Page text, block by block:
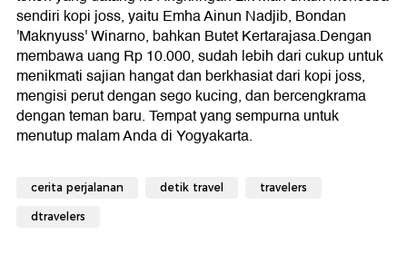
sendiri kopi joss, yaitu Emha Ainun Nadjib, Bondan
'Maknyuss' Winarno, bahkan Butet Kertarajasa.Dengan
membawa uang Rp 10.000, sudah lebih dari cukup untuk
menikmati sajian hangat dan berkhasiat dari kopi joss,
mengisi perut dengan sego kucing, dan bercengkrama
dengan teman baru. Tempat yang sempurna untuk
menutup malam Anda di Yogyakarta.
cerita perjalanan detik travel travelers
dtravelers